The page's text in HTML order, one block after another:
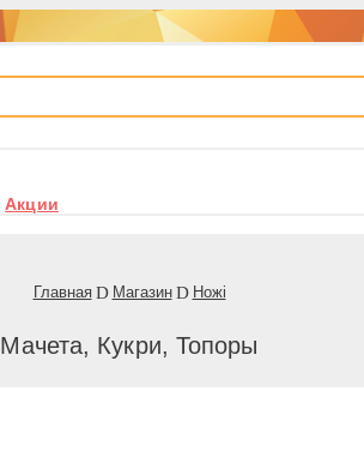
Акции
Главная Магазин Ножі
Мачета, Кукри, Топоры